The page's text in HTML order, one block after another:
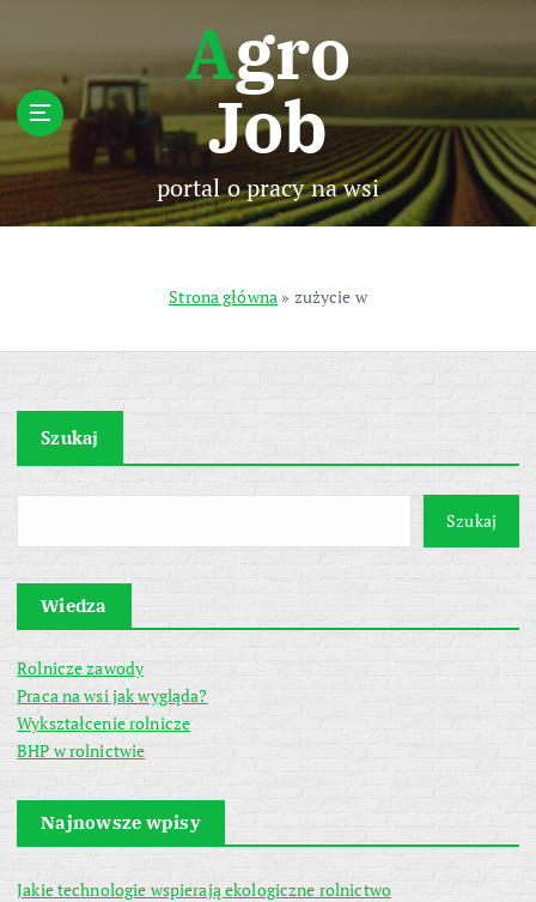
p
t
c
n
Agro
Job
portal o pracy na wsi
Strona główna » zużycie w
Szukaj
Szukaj
Wiedza
Rolnicze zawody
Praca na wsi jak wygląda?
Wykształcenie rolnicze
BHP w rolnictwie
Najnowsze wpisy
Jakie technologie wspierają ekologiczne rolnictwo